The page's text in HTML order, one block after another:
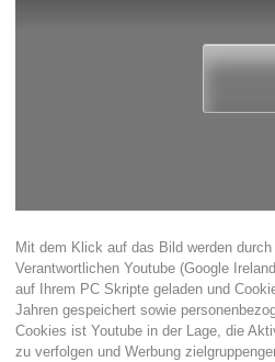
Mit dem Klick auf das Bild werden
Verantwortlichen Youtube (Google
auf Ihrem PC Skripte geladen und
Jahren gespeichert sowie
Cookies ist Youtube in der Lage, die
zu verfolgen und Werbung